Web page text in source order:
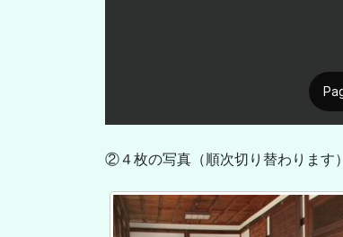
②４枚の写真（順次切り替わります）